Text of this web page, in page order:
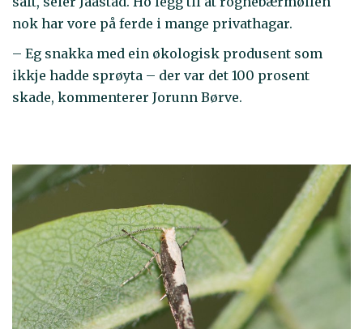
nok har vore på ferde i mange privathagar.
– Eg snakka med ein økologisk produsent som
ikkje hadde sprøyta – der var det 100 prosent
skade, kommenterer Jorunn Børve.